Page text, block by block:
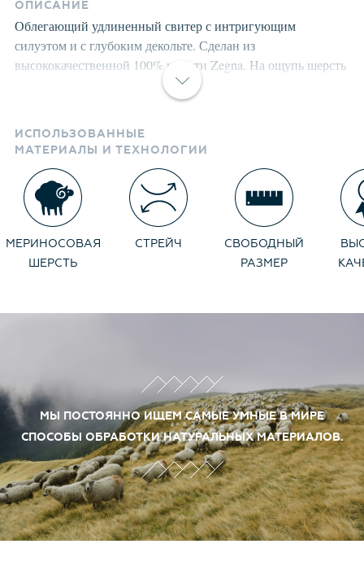
ОПИСАНИЕ
Облегающий удлиненный свитер с интригующим
силуэтом и с глубоким декольте. Сделан из
высококачественной 100% шерсти Zegna. На ощупь шерсть
напоминает шелк, имеет высокую воздухопроницаемость,
эластичность, несминаемость, гигроскопичность. При
волокна не меняют их естественную эластичность, а
эстетические характеристики. Свитер тонкий, но очень
теплый и оптимален, для использования в помещении или
под курткой. Можно стирать в домашних условиях на
режиме шерсть. Носите с удовольствием.
ИСПОЛЬЗОВАННЫЕ
МАТЕРИАЛЫ И ТЕХНОЛОГИИ
МЕРИНОСОВАЯ
ШЕРСТЬ
СТРЕЙЧ
СВОБОДНЫЙ
РАЗМЕР
МЫ ПОСТОЯННО ИЩЕМ САМЫЕ УМНЫЕ В МИРЕ
СПОСОБЫ ОБРАБОТКИ НАТУРАЛЬНЫХ МАТЕРИАЛОВ.